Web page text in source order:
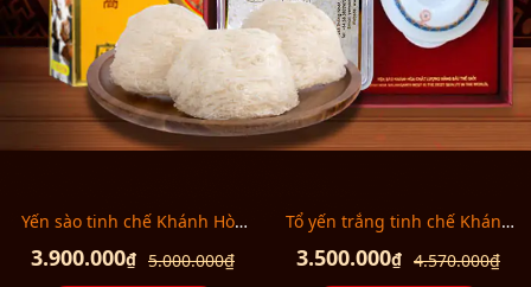
Yến sào tinh chế Khánh Hòa
5.000.000₫
3.900.000₫
Tổ yến trắng tinh chế Khánh
4.570.000₫
3.500.000₫